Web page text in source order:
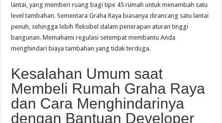
lantai, yang memberi ruang bagi tipe 45 rumah untuk menambah satu
level tambahan. Sementara Graha Raya biasanya dirancang satu lantai
penuh, sehingga lebih fleksibel dalam penerapan aturan tinggi
bangunan. Memahami regulasi setempat membantu Anda
menghindari biaya tambahan yang tidak terduga.
Kesalahan Umum saat
Membeli Rumah Graha Raya
dan Cara Menghindarinya
dengan Bantuan Developer